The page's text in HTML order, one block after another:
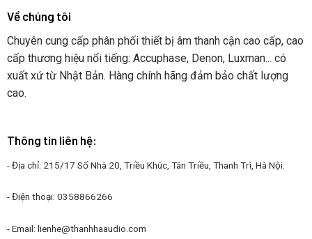
Về chúng tôi
Chuyên cung cấp phân phối thiết bị âm thanh cận cao cấp, cao
cấp thương hiệu nổi tiếng: Accuphase, Denon, Luxman... có
xuất xứ từ Nhật Bản. Hàng chính hãng đảm bảo chất lượng
cao.
Thông tin liên hệ:
- Địa chỉ: 215/17 Số Nhà 20, Triều Khúc, Tân Triều, Thanh Trì, Hà Nội.
- Điện thoại: 0358866266
- Email: lienhe@thanhhaaudio.com